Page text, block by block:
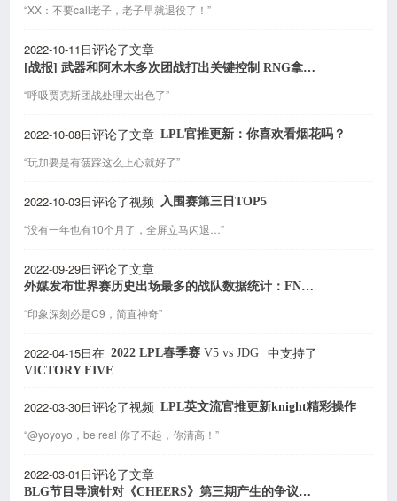
“XX：不要call老子，老子早就退役了！”
2022-10-11日评论了文章
[战报] 武器和阿木木多次团战打出关键控制 RNG拿到小组赛三连胜
“呼吸贾克斯团战处理太出色了”
2022-10-08日评论了文章 LPL官推更新：你喜欢看烟花吗？
“玩加要是有菠踩这么上心就好了”
2022-10-03日评论了视频 入围赛第三日TOP5
“没有一年也有10个月了，全屏立马闪退…”
2022-09-29日评论了文章
外媒发布世界赛历史出场最多的战队数据统计：FNC位列第一
“印象深刻必是C9，简直神奇”
2022-04-15日在 2022 LPL春季赛V5 vs JDG
中支持了
VICTORY FIVE
2022-03-30日评论了视频 LPL英文流官推更新knight精彩操作
“@yoyoyo，be real 你了不起，你清高！”
2022-03-01日评论了文章
BLG节目导演针对《CHEERS》第三期产生的争议致歉